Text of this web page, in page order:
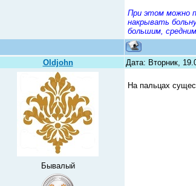
При этом можно
накрывать
большим,
Oldjohn Дата: Вторник,
Бывалый
На пальцах